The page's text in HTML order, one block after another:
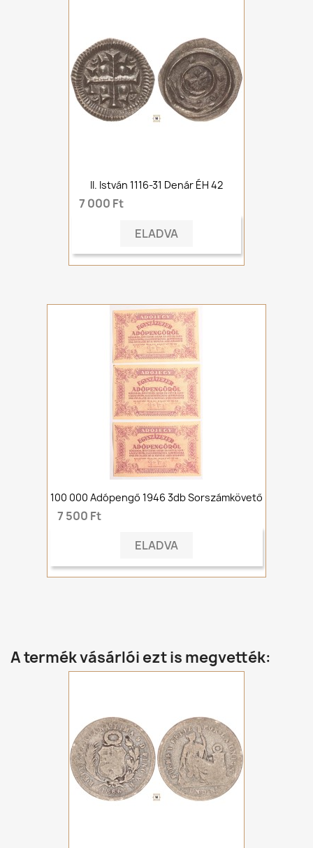
II. István 1116-31 Denár ÉH 42
7 000 Ft
ELADVA
100 000 Adópengő 1946 3db Sorszámkövető
7 500 Ft
ELADVA
A termék vásárlói ezt is megvették: